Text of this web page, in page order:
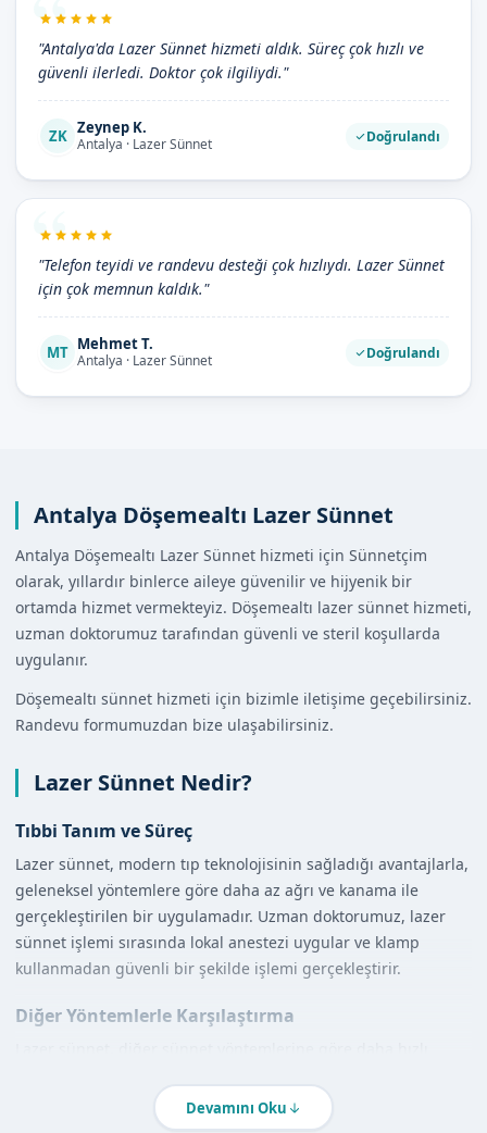
"Antalya'da Lazer Sünnet hizmeti aldık. Süreç çok hızlı ve
güvenli ilerledi. Doktor çok ilgiliydi."
ZK Zeynep K.
Antalya · Lazer Sünnet Doğrulandı
"Telefon teyidi ve randevu desteği çok hızlıydı. Lazer Sünnet
için çok memnun kaldık."
MT Mehmet T.
Antalya · Lazer Sünnet Doğrulandı
Antalya Döşemealtı Lazer Sünnet
Antalya Döşemealtı Lazer Sünnet hizmeti için Sünnetçim
olarak, yıllardır binlerce aileye güvenilir ve hijyenik bir
ortamda hizmet vermekteyiz. Döşemealtı lazer sünnet hizmeti,
uzman doktorumuz tarafından güvenli ve steril koşullarda
uygulanır.
Döşemealtı sünnet hizmeti için bizimle iletişime geçebilirsiniz.
Randevu formumuzdan bize ulaşabilirsiniz.
Lazer Sünnet Nedir?
Tıbbi Tanım ve Süreç
Lazer sünnet, modern tıp teknolojisinin sağladığı avantajlarla,
geleneksel yöntemlere göre daha az ağrı ve kanama ile
gerçekleştirilen bir uygulamadır. Uzman doktorumuz, lazer
sünnet işlemi sırasında lokal anestezi uygular ve klamp
kullanmadan güvenli bir şekilde işlemi gerçekleştirir.
Diğer Yöntemlerle Karşılaştırma
lazer sünnet sırasında kullanılan lazer teknolojisi, daha
precisa ve kontrollü bir uygulama sağlar.
Devamını Oku